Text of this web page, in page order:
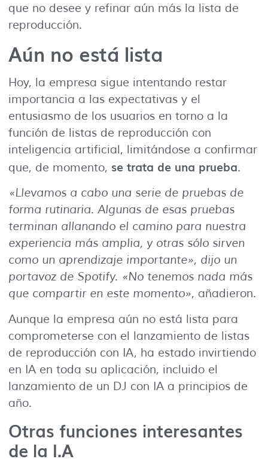
que no desee y refinar aún más la lista de
reproducción.
Aún no está lista
Hoy, la empresa sigue intentando restar
importancia a las expectativas y el
entusiasmo de los usuarios en torno a la
función de listas de reproducción con
inteligencia artificial, limitándose a confirmar
que, de momento, se trata de una prueba.
«Llevamos a cabo una serie de pruebas de
forma rutinaria. Algunas de esas pruebas
terminan allanando el camino para nuestra
experiencia más amplia, y otras sólo sirven
como un aprendizaje importante», dijo un
portavoz de Spotify. «No tenemos nada más
que compartir en este momento», añadieron.
Aunque la empresa aún no está lista para
comprometerse con el lanzamiento de listas
de reproducción con IA, ha estado invirtiendo
en IA en toda su aplicación, incluido el
lanzamiento de un DJ con IA a principios de
año.
Otras funciones interesantes
de la I.A